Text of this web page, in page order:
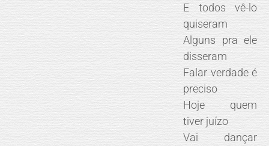
E todos vê-lo
quiseram
Alguns pra ele
disseram
Falar verdade é
preciso
Hoje quem
tiver juízo
Vai dançar